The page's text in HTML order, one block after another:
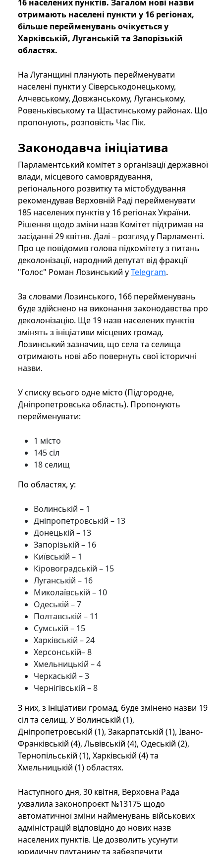
16 населених пунктів. Загалом нові назви
отримають населені пункти у 16 ​​регіонах,
більше перейменувань очікується у
Харківській, Луганській та Запорізькій
областях.
На Луганщині планують перейменувати
населені пункти у Сіверськодонецькому,
Алчевському, Довжанському, Луганському,
Ровеньківському та Щастинському районах. Що
пропонують, розповість Час Пік.
Законодавча ініціатива
Парламентський комітет з організації державної
влади, місцевого самоврядування,
регіонального розвитку та містобудування
рекомендував Верховній Раді перейменувати
185 населених пунктів у 16 ​​регіонах України.
Рішення щодо зміни назв Комітет підтримав на
засіданні 29 квітня. Далі – розгляд у Парламенті.
Про це повідомив голова підкомітету з питань
деколонізації, народний депутат від фракції
"Голос" Роман Лозинський уTelegram.
За словами Лозинського, 166 перейменувань
буде здійснено на виконання законодавства про
деколонізацію. Ще 19 назв населених пунктів
змінять з ініціативи місцевих громад.
Лозинський зазначив, що села та селища
отримають нові або повернуть свої історичні
назви.
У списку всього одне місто (Підгородне,
Дніпропетровська область). Пропонують
перейменувати:
1 місто
145 сіл
18 селищ
По областях, у:
Волинській – 1
Дніпропетровській – 13
Донецькій – 13
Запорізькій – 16
Київській – 1
Кіровоградській – 15
Луганській – 16
Миколаївській – 10
Одеській – 7
Полтавській – 11
Сумській – 15
Харківській – 24
Херсонській– 8
Хмельницькій – 4
Черкаській – 3
Чернігівській – 8
З них, з ініціативи громад, буде змінено назви 19
сіл та селищ. У Волинській (1),
Дніпропетровській (1), Закарпатській (1), Івано-
Франківській (4), Львівській (4), Одеській (2),
Тернопільській (1), Харківській (4) та
Хмельницькій (1) областях.
Наступного дня, 30 квітня, Верховна Рада
ухвалила законопроєкт №13175 щодо
автоматичної зміни найменувань військових
адміністрацій відповідно до нових назв
населених пунктів. Це дозволить усунути
юридичну плутанину та забезпечити